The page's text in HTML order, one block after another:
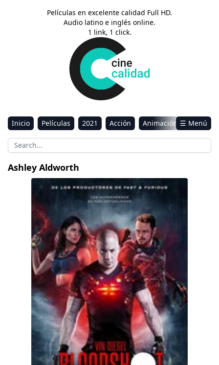
Películas en excelente calidad Full HD.
Audio latino e inglés online.
1 link, 1 click.
Inicio Películas 2021 Acción
Animación
Aventura
Ciencia ficción Comedia
Drama
Sci-Fi & Fantasy
☰ Menú
Ashley Aldworth
Bloodshot